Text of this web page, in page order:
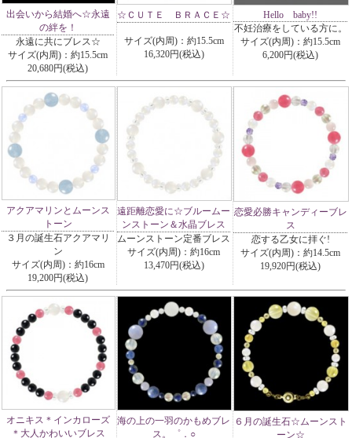
出会いから結婚へ☆永遠
の絆を！
永遠に共にブレス☆
サイズ(内周)：約15.5cm
20,680円(税込)
☆ＣＵＴＥ ＢＲＡＣＥ☆
サイズ(内周)：約15.5cm
16,320円(税込)
Hello baby!!
不妊治療をしている方に。
サイズ(内周)：約15.5cm
6,200円(税込)
アクアマリンとムーンス
トーン
３月の誕生石アクアマリ
ン
サイズ(内周)：約16cm
19,200円(税込)
遠距離恋愛に☆ブルームー
ンストーン＆水晶ブレス
ムーンストーン定番ブレス
サイズ(内周)：約16cm
13,470円(税込)
恋愛必勝キャンディーブレ
ス
恋する乙女に拝ぐ!
サイズ(内周)：約14.5cm
19,920円(税込)
オニキス＊インカローズ
＊大人かわいいブレス
海の上の一羽のかもめブレ
ス。゜．○
６月の誕生石☆ムーンスト
ーン☆